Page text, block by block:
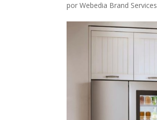
porWebedia Brand Services